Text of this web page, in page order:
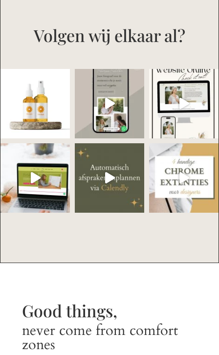
Volgen wij elkaar al?
Good things,
never come from comfort
zones